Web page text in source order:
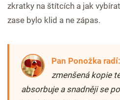
zkratky na štítcích a jak
zase bylo klid a ne zápas.
Pan Ponožka radí:
zmenšená kopie
absorbuje a snadněji se